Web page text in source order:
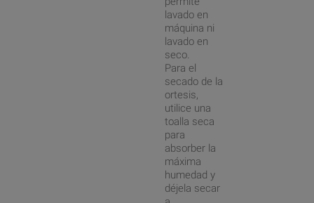
lavado en
máquina ni
lavado en
seco.
Para el
secado de la
ortesis,
utilice una
toalla seca
para
absorber la
máxima
humedad y
déjela secar